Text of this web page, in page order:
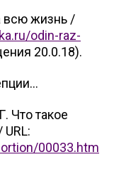
всю жизнь /
odin-raz-
20.0.18).
Что такое
00033.htm